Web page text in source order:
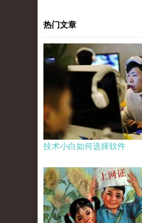
热门文章
技术小白如何选择软件